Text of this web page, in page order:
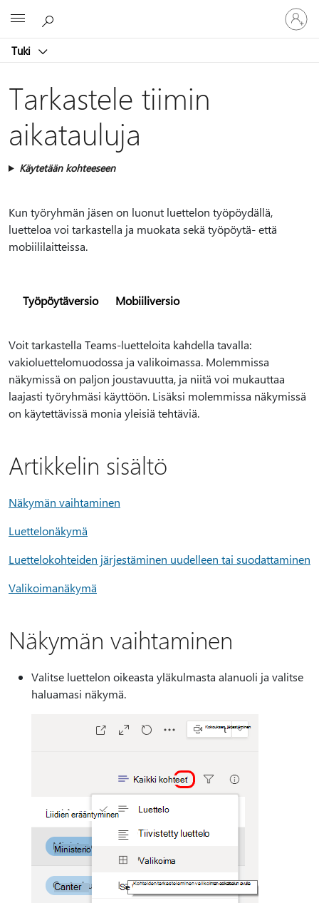
Tuki
Kirjaudu
sisään
tilille
Tarkastele tiimin
aikatauluja
Käytetään kohteeseen
Kun työryhmän jäsen on luonut luettelon työpöydällä,
luetteloa voi tarkastella ja muokata sekä työpöytä- että
mobiililaitteissa.
Työpöytäversio Mobiiliversio
Voit tarkastella Teams-luetteloita kahdella tavalla:
vakioluettelomuodossa ja valikoimassa. Molemmissa
näkymissä on paljon joustavuutta, ja niitä voi mukauttaa
laajasti työryhmäsi käyttöön. Lisäksi molemmissa näkymissä
on käytettävissä monia yleisiä tehtäviä.
Artikkelin sisältö
Näkymän vaihtaminen
Luettelonäkymä
Luettelokohteiden järjestäminen uudelleen tai suodattaminen
Valikoimanäkymä
Näkymän vaihtaminen
Valitse luettelon oikeasta yläkulmasta alanuoli ja valitse
haluamasi näkymä.